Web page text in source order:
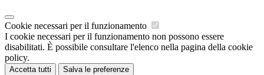
Cookie necessari per il funzionamento
I cookie necessari per il funzionamento non possono essere
disabilitati. È possibile consultare l'elenco nella pagina della cookie
policy.
Accetta tutti Salva le preferenze